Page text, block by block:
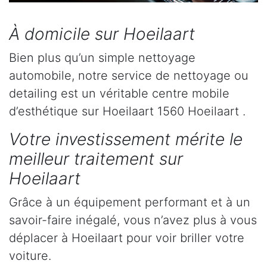
À domicile sur Hoeilaart
Bien plus qu’un simple nettoyage
automobile, notre service de nettoyage ou
detailing est un véritable centre mobile
d’esthétique sur Hoeilaart 1560 Hoeilaart .
Votre investissement mérite le
meilleur traitement sur
Hoeilaart
Grâce à un équipement performant et à un
savoir-faire inégalé, vous n’avez plus à vous
déplacer à Hoeilaart pour voir briller votre
voiture.